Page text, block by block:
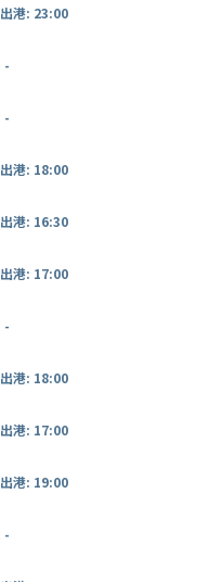
出港: 23:00
-
-
出港: 18:00
出港: 16:30
出港: 17:00
-
出港: 18:00
出港: 17:00
出港: 19:00
-